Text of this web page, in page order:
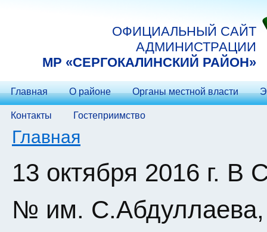
ОФИЦИАЛЬНЫЙ САЙТ
АДМИНИСТРАЦИИ
МP «СЕРГОКАЛИНСКИЙ РАЙОН»
Главная О районе Органы местной власти
Контакты Гостеприимство
Вы здесь
Главная
13 октября 2016 г. В
№ им. С.Абдуллаева,